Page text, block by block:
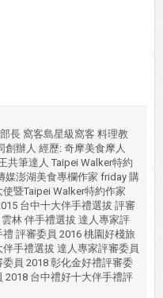
長 窩客島星級窩客 料理教
辦人 經歷: 奇摩美食摩人
共筆達人 Taipei Walker特約
媒澎湖美食專欄作家 friday 購
暨Taipei Walker特約作家
台中十大伴手禮選拔 評審
林 伴手禮選拔 達人專家評
評審委員 2016 桃園好棧旅
手禮選拔 達人專家評審委員
員 2018 彰化金好禮評審委
2018 台中禮好十大伴手禮評